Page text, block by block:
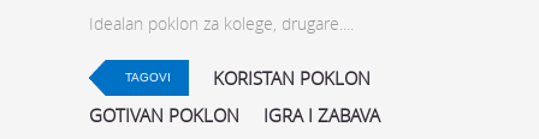
Idealan poklon za kolege, drugare....
TAGOVI
KORISTAN POKLON
GOTIVAN POKLON
IGRA I ZABAVA